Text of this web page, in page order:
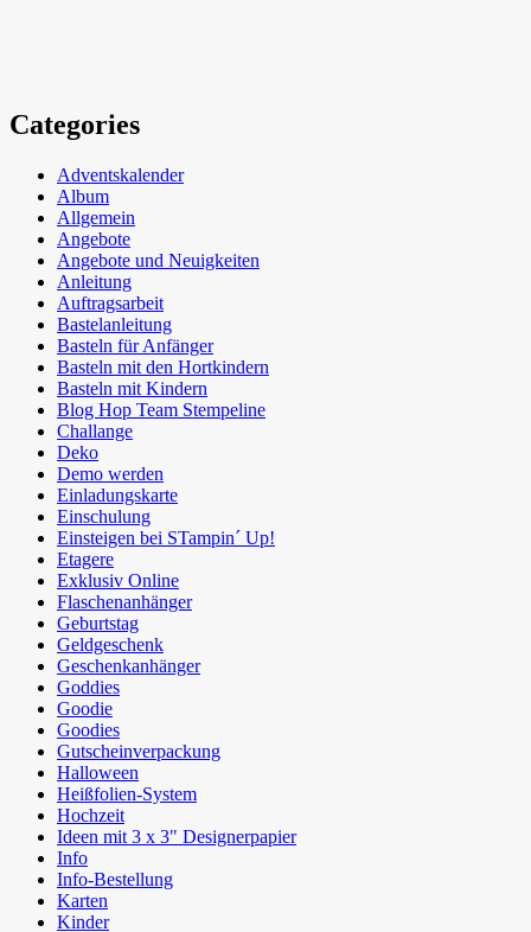
Categories
Adventskalender
Album
Allgemein
Angebote
Angebote und Neuigkeiten
Anleitung
Auftragsarbeit
Bastelanleitung
Basteln für Anfänger
Basteln mit den Hortkindern
Basteln mit Kindern
Blog Hop Team Stempeline
Challange
Deko
Demo werden
Einladungskarte
Einschulung
Einsteigen bei STampin´ Up!
Etagere
Exklusiv Online
Flaschenanhänger
Geburtstag
Geldgeschenk
Geschenkanhänger
Goddies
Goodie
Goodies
Gutscheinverpackung
Halloween
Heißfolien-System
Hochzeit
Ideen mit 3 x 3" Designerpapier
Info
Info-Bestellung
Karten
Kinder